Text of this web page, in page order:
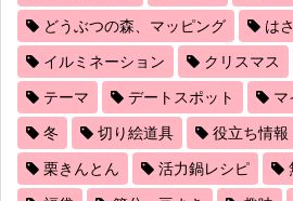
どうぶつの森、マッピング は
イルミネーション クリスマス
テーマ デートスポット マ
冬 切り絵道具 役立ち情報
栗きんとん 活力鍋レシピ